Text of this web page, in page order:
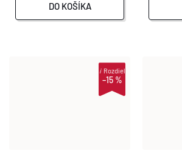
DO KOŠÍKA
–15 %
iRozdiel